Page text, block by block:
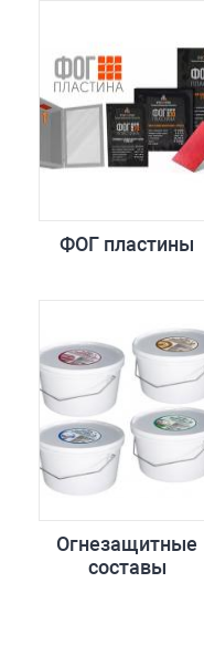
ФОГ пластины
Огнезащитные
составы